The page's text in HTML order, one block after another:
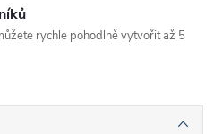
rychle pohodlně vytvořit až 5